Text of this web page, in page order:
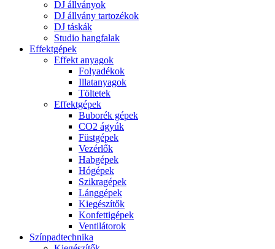
DJ állványok
DJ állvány tartozékok
DJ táskák
Studio hangfalak
Effektgépek
Effekt anyagok
Folyadékok
Illatanyagok
Töltetek
Effektgépek
Buborék gépek
CO2 ágyúk
Füstgépek
Vezérlők
Habgépek
Hógépek
Szikragépek
Lánggépek
Kiegészítők
Konfettigépek
Ventilátorok
Színpadtechnika